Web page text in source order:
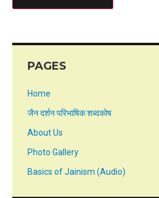
PAGES
Home
जैन दर्शन परिभाषिक शब्दकोष
About Us
Photo Gallery
Basics of Jainism (Audio)